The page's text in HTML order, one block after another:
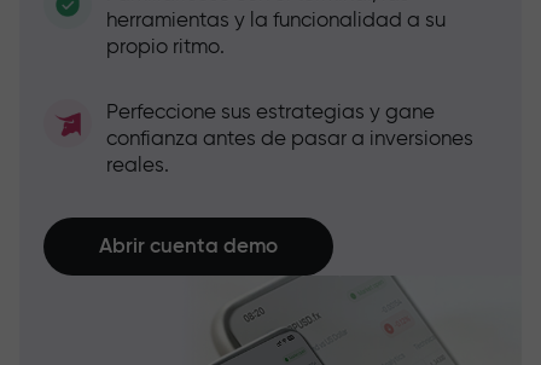
herramientas y la funcionalidad a su
propio ritmo.
Perfeccione sus estrategias y gane
confianza antes de pasar a inversiones
reales.
Abrir cuenta demo